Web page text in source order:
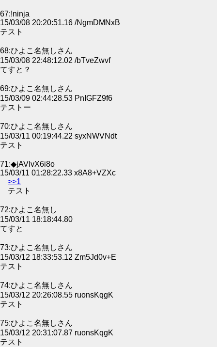
67:!ninja
15/03/08 20:20:51.16 /NgmDMNxB
テスト
68:ひよこ名無しさん
15/03/08 22:48:12.02 /bTveZwvf
てすと？
69:ひよこ名無しさん
15/03/09 02:44:28.53 PnIGFZ9f6
テストー
70:ひよこ名無しさん
15/03/11 00:19:44.22 syxNWVNdt
テスト
71:◆jAVIvX6i8o
15/03/11 01:28:22.33 x8A8+VZXc
>>1
テスト
72:ひよこ名無し
15/03/11 18:18:44.80
てすと
73:ひよこ名無しさん
15/03/12 18:33:53.12 Zm5Jd0v+E
テスト
74:ひよこ名無しさん
15/03/12 20:26:08.55 ruonsKqgK
テスト
75:ひよこ名無しさん
15/03/12 20:31:07.87 ruonsKqgK
テスト